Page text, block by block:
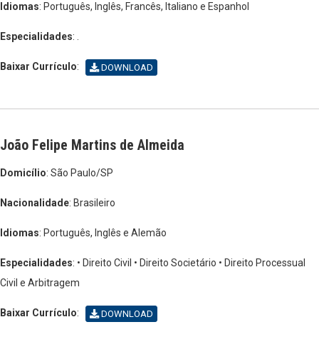
Idiomas: Português, Inglês, Francês, Italiano e Espanhol
Especialidades: .
Baixar Currículo: DOWNLOAD
João Felipe Martins de Almeida
Domicílio: São Paulo/SP
Nacionalidade: Brasileiro
Idiomas: Português, Inglês e Alemão
Especialidades: • Direito Civil • Direito Societário • Direito Processual
Civil e Arbitragem
Baixar Currículo: DOWNLOAD